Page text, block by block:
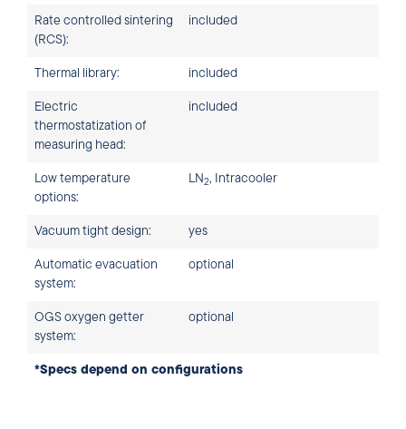
Rate controlled sintering
(RCS):
included
Thermal library: included
Electric
thermostatization of
measuring head:
included
Low temperature
options:
LN2, Intracooler
Vacuum tight design: yes
Automatic evacuation
system:
optional
OGS oxygen getter
system:
optional
*Specs depend on configurations